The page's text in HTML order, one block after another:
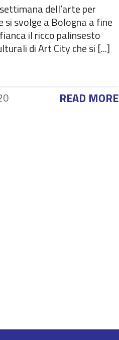
dell’arte per
si svolge a Bologna a fine
il ricco palinsesto
di Art City che si [...]
READ MORE